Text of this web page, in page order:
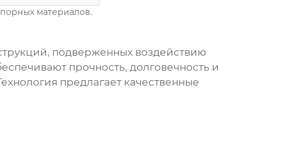
материалов.
подверженных воздействию
прочность, долговечность и
предлагает качественные